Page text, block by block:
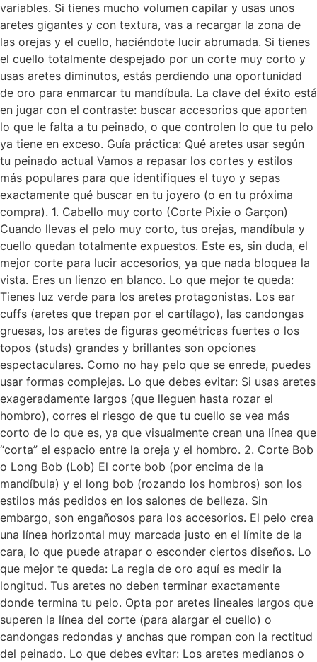
variables. Si tienes mucho volumen capilar y usas unos
aretes gigantes y con textura, vas a recargar la zona de
las orejas y el cuello, haciéndote lucir abrumada. Si tienes
el cuello totalmente despejado por un corte muy corto y
usas aretes diminutos, estás perdiendo una oportunidad
de oro para enmarcar tu mandíbula. La clave del éxito está
en jugar con el contraste: buscar accesorios que aporten
lo que le falta a tu peinado, o que controlen lo que tu pelo
ya tiene en exceso. Guía práctica: Qué aretes usar según
tu peinado actual Vamos a repasar los cortes y estilos
más populares para que identifiques el tuyo y sepas
exactamente qué buscar en tu joyero (o en tu próxima
compra). 1. Cabello muy corto (Corte Pixie o Garçon)
Cuando llevas el pelo muy corto, tus orejas, mandíbula y
cuello quedan totalmente expuestos. Este es, sin duda, el
mejor corte para lucir accesorios, ya que nada bloquea la
vista. Eres un lienzo en blanco. Lo que mejor te queda:
Tienes luz verde para los aretes protagonistas. Los ear
cuffs (aretes que trepan por el cartílago), las candongas
gruesas, los aretes de figuras geométricas fuertes o los
topos (studs) grandes y brillantes son opciones
espectaculares. Como no hay pelo que se enrede, puedes
usar formas complejas. Lo que debes evitar: Si usas aretes
exageradamente largos (que lleguen hasta rozar el
hombro), corres el riesgo de que tu cuello se vea más
corto de lo que es, ya que visualmente crean una línea que
“corta” el espacio entre la oreja y el hombro. 2. Corte Bob
o Long Bob (Lob) El corte bob (por encima de la
mandíbula) y el long bob (rozando los hombros) son los
estilos más pedidos en los salones de belleza. Sin
embargo, son engañosos para los accesorios. El pelo crea
una línea horizontal muy marcada justo en el límite de la
cara, lo que puede atrapar o esconder ciertos diseños. Lo
que mejor te queda: La regla de oro aquí es medir la
longitud. Tus aretes no deben terminar exactamente
donde termina tu pelo. Opta por aretes lineales largos que
superen la línea del corte (para alargar el cuello) o
candongas redondas y anchas que rompan con la rectitud
del peinado. Lo que debes evitar: Los aretes medianos o